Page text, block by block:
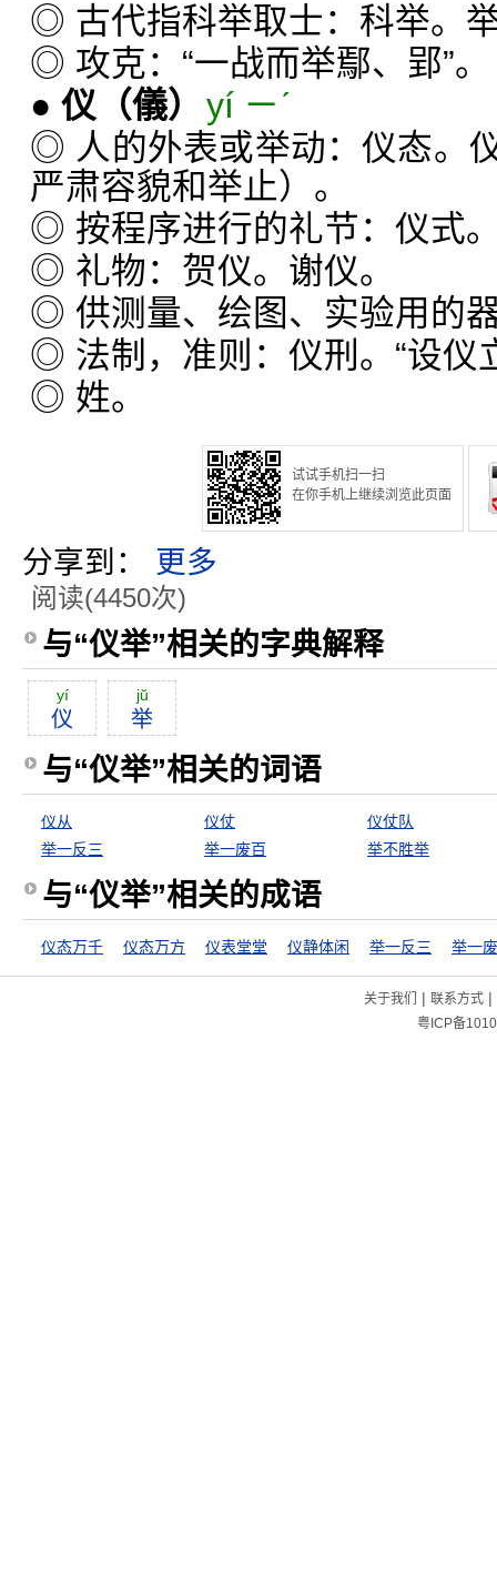
◎ 古代指科举取士：科举。
◎ 攻克：“一战而举鄢、郢”。
● 仪 （儀） yí ㄧˊ
◎ 人的外表或举动：仪态。
严肃容貌和举止）。
◎ 按程序进行的礼节：仪式
◎ 礼物：贺仪。谢仪。
◎ 供测量、绘图、实验用的
◎ 法制，准则：仪刑。“设仪
◎ 姓。
试试手机扫一扫
在你手机上继续浏览此页面
分享到： 更多
阅读(4450次)
与“仪举”相关的字典解释
yí
仪
jŭ
举
与“仪举”相关的词语
仪从 仪仗
仪仗队
举一反三
举一废百 举不胜举
与“仪举”相关的成语
仪态万千 仪态万方 仪表堂堂 仪静体闲 举一反三 举一
关于我们 | 联系方式|
粤ICP备